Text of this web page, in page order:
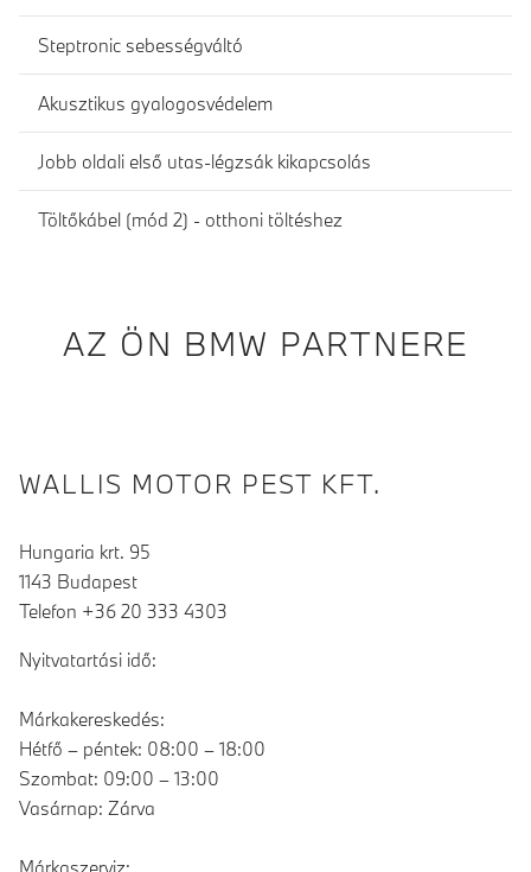
Steptronic sebességváltó
Akusztikus gyalogosvédelem
Jobb oldali első utas-légzsák kikapcsolás
Töltőkábel (mód 2) - otthoni töltéshez
AZ ÖN BMW PARTNERE
WALLIS MOTOR PEST KFT.
Hungaria krt. 95
1143 Budapest
Telefon +36 20 333 4303
Nyitvatartási idő:
Márkakereskedés:
Hétfő – péntek: 08:00 – 18:00
Szombat: 09:00 – 13:00
Vasárnap: Zárva